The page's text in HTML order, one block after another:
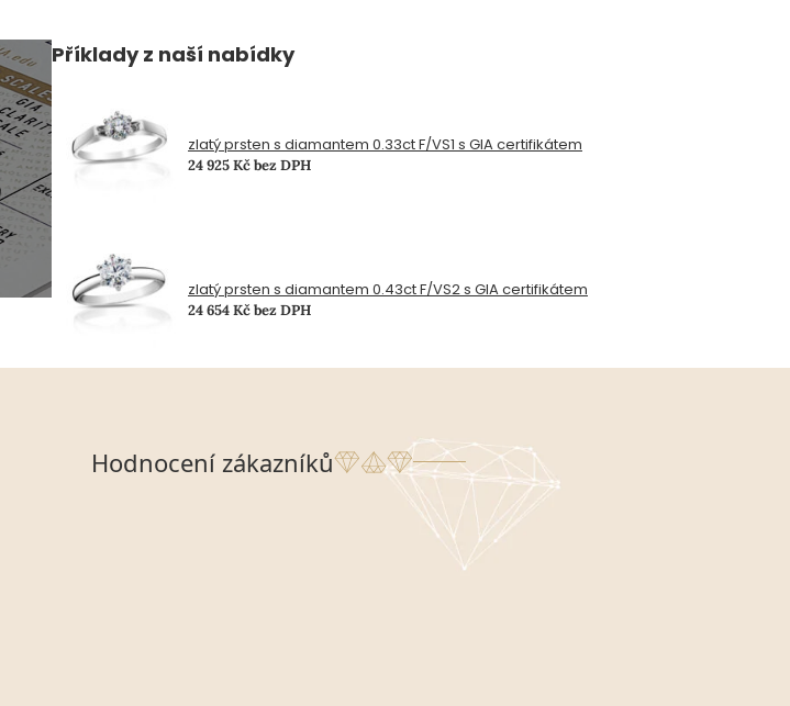
Příklady z naší nabídky
zlatý prsten s diamantem 0.33ct F/VS1 s GIA certifikátem
24 925 Kč bez DPH
zlatý prsten s diamantem 0.43ct F/VS2 s GIA certifikátem
24 654 Kč bez DPH
Hodnocení zákazníků